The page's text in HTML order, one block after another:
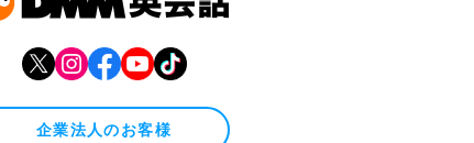
企業法人のお客様